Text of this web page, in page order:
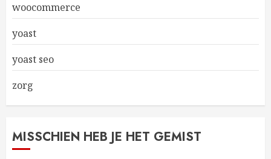
woocommerce
yoast
yoast seo
zorg
MISSCHIEN HEB JE HET GEMIST